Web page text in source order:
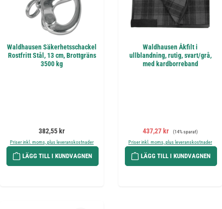
Waldhausen Säkerhetsschackel
Rostfritt Stål, 13 cm, Brottgräns
3500 kg
Ordinarie pris:
382,55 kr
Priser inkl. moms, plus leveranskostnader
LÄGG TILL I KUNDVAGNEN
Waldhausen Åkfilt i
ullblandning, rutig, svart/grå,
med kardborreband
Försäljningspris:
437,27 kr Ordinarie pris:
(14% sparat)
Priser inkl. moms, plus leveranskostnader
LÄGG TILL I KUNDVAGNEN